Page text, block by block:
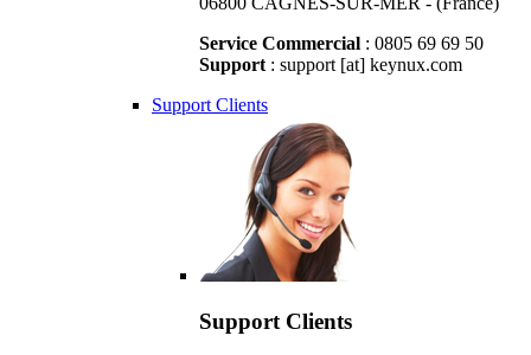
Service Commercial : 0805 69 69 50
Support : support [at] keynux.com
Support Clients
Support Clients